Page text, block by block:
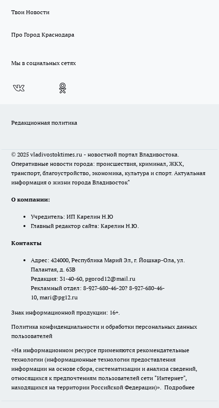
Твои Новости
Про Город Краснодара
Мы в социальных сетях
Редакционная политика
© 2025 vladivostoktimes.ru - новостной портал Владивостока.
Оперативные новости города: происшествия, криминал, ЖКХ,
транспорт, благоустройство, экономика, культура и спорт. Актуальная
информация о жизни города Владивосток"
О компании:
Учредитель: ИП Карелин Н.Ю
Главный редактор сайта: Карелин Н.Ю.
Контакты
Адрес: 424000, Республика Марий Эл, г. Йошкар-Ола, ул.
Палантая, д. 63В
Редакция: 31-40-60, pgorod12@mail.ru
Рекламный отдел: 8-927-680-46-20? 8-927-680-46-
10, mari@pg12.ru
Знак информационной продукции: 16+.
Политика конфиденциальности и обработки персональных данных
пользователей
«На информационном ресурсе применяются рекомендательные
технологии (информационные технологии предоставления
информации на основе сбора, систематизации и анализа сведений,
относящихся к предпочтениям пользователей сети "Интернет",
находящихся на территории Российской Федерации)». Подробнее